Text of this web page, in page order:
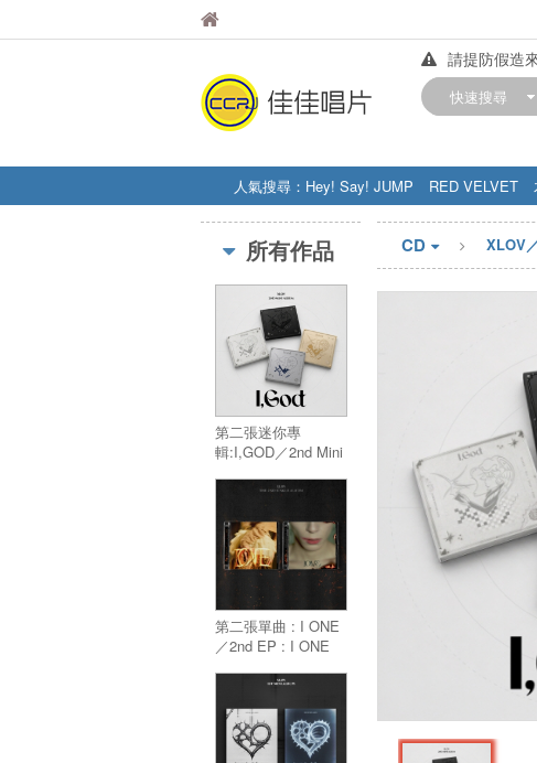
佳佳唱片
請提防假造
【中華門市
快速搜尋
人氣搜尋： Hey! Say! JUMP RED VELVET
STRAY KIDS
盧廣仲 周杰伦
所有作品
第二張迷你專
輯:I,GOD／2nd Mini
第二張單曲 : I ONE
／2nd EP : I ONE
CD XLOV